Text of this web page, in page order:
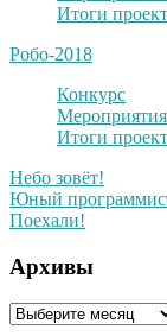
Итоги
Робо-2018
Конкурс
Итоги
Небо зовёт!
Юный
Поехали!
Архивы
Архивы